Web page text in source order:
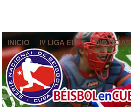
INICIO IV LIGA ELITE NOTICIAS